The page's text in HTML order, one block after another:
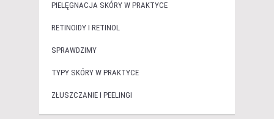
PIELĘGNACJA SKÓRY W PRAKTYCE
RETINOIDY I RETINOL
SPRAWDZIMY
TYPY SKÓRY W PRAKTYCE
ZŁUSZCZANIE I PEELINGI